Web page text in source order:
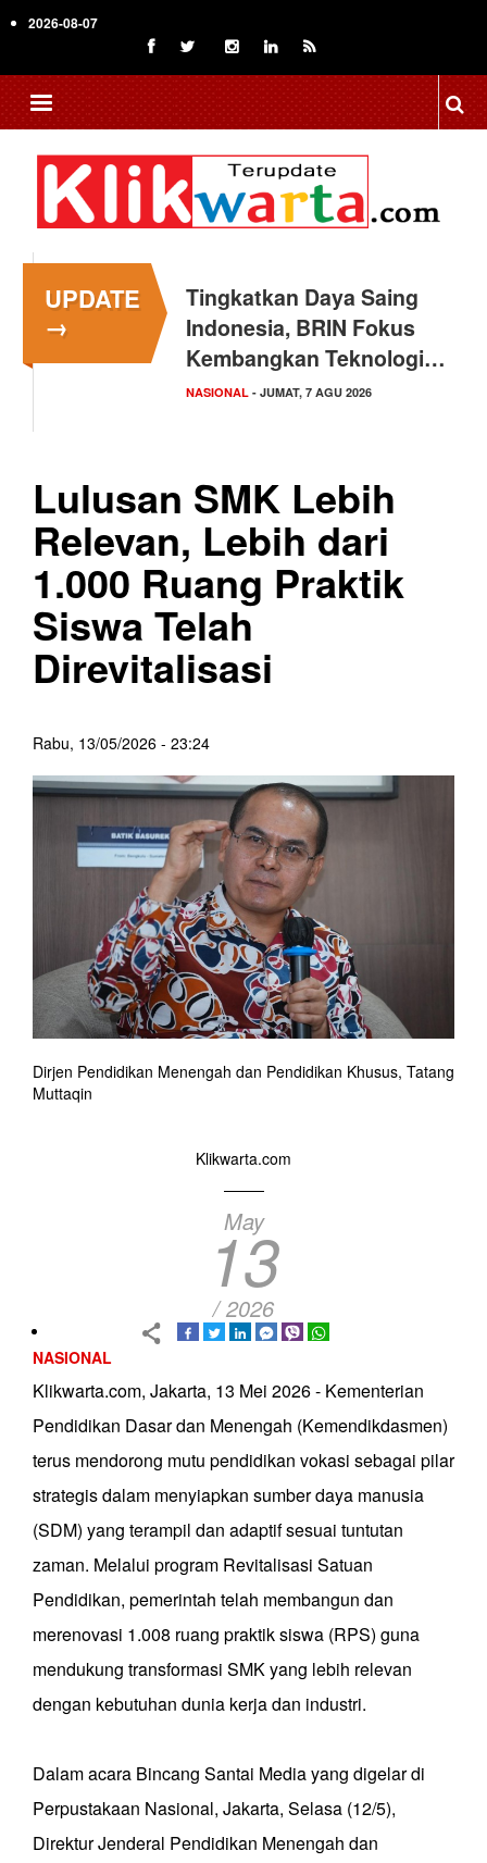
to
content
2026-08-07
UPDATE
→
Tingkatkan Daya Saing
Indonesia, BRIN Fokus
Kembangkan Teknologi…
NASIONAL - JUMAT, 7 AGU 2026
Lulusan SMK Lebih
Relevan, Lebih dari
1.000 Ruang Praktik
Siswa Telah
Direvitalisasi
Rabu, 13/05/2026 - 23:24
Dirjen Pendidikan Menengah dan Pendidikan Khusus, Tatang
Muttaqin
Klikwarta.com
May
13
/ 2026
NASIONAL
Klikwarta.com, Jakarta, 13 Mei 2026 - Kementerian
Pendidikan Dasar dan Menengah (Kemendikdasmen)
terus mendorong mutu pendidikan vokasi sebagai pilar
strategis dalam menyiapkan sumber daya manusia
(SDM) yang terampil dan adaptif sesuai tuntutan
zaman. Melalui program Revitalisasi Satuan
Pendidikan, pemerintah telah membangun dan
merenovasi 1.008 ruang praktik siswa (RPS) guna
mendukung transformasi SMK yang lebih relevan
dengan kebutuhan dunia kerja dan industri.
Dalam acara Bincang Santai Media yang digelar di
Perpustakaan Nasional, Jakarta, Selasa (12/5),
Direktur Jenderal Pendidikan Menengah dan